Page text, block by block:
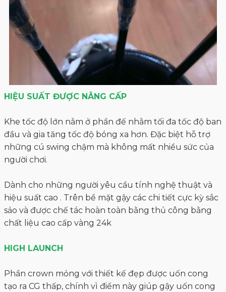
HIỆU SUẤT ĐƯỢC NÂNG CẤP
Khe tốc độ lớn nằm ở phần đế nhằm tối đa tốc độ ban
đầu và gia tăng tốc độ bóng xa hơn. Đặc biệt hỗ trợ
những cú swing chậm mà không mất nhiều sức của
người chơi.
Dành cho những người yêu cầu tính nghệ thuật và
hiệu suất cao . Trên bề mặt gậy các chi tiết cực kỳ sắc
sảo và được chế tác hoàn toàn bằng thủ công bằng
chất liệu cao cấp vàng 24k
HIGH LAUNCH
Phần crown mỏng với thiết kế đẹp được uốn cong
tạo ra CG thấp, chính vì điểm này giúp gậy uốn cong